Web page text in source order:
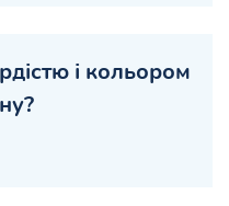
і кольором